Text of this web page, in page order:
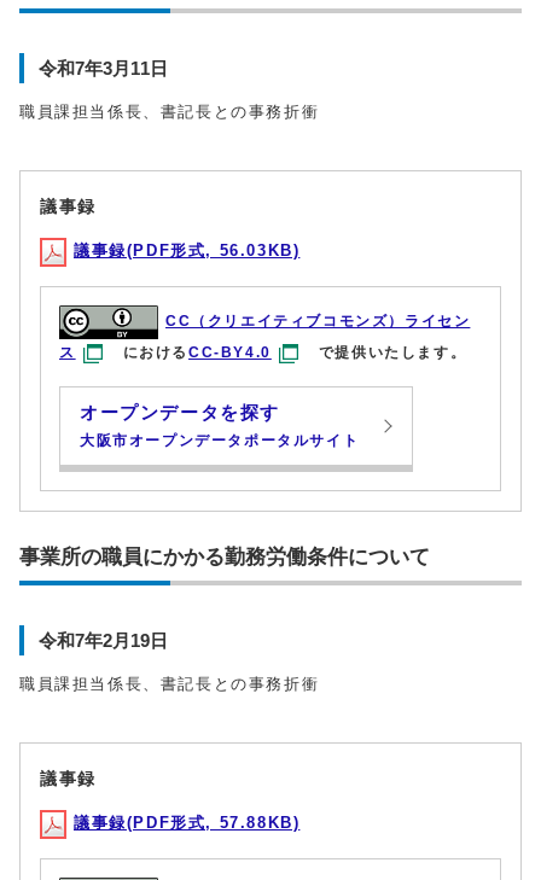
令和7年3月11日
職員課担当係長、書記長との事務折衝
議事録
議事録(PDF形式, 56.03KB)
CC（クリエイティブコモンズ）ライセン
ス
におけるCC-BY4.0 で提供いたします。
オープンデータを探す
大阪市オープンデータポータルサイト
事業所の職員にかかる勤務労働条件について
令和7年2月19日
職員課担当係長、書記長との事務折衝
議事録
議事録(PDF形式, 57.88KB)